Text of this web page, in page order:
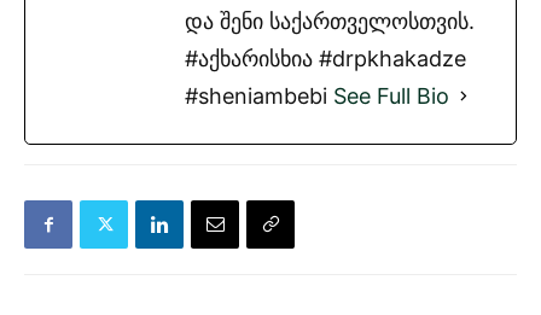
და შენი საქართველოსთვის.
#აქხარისხია #drpkhakadze
#sheniambebi See Full Bio